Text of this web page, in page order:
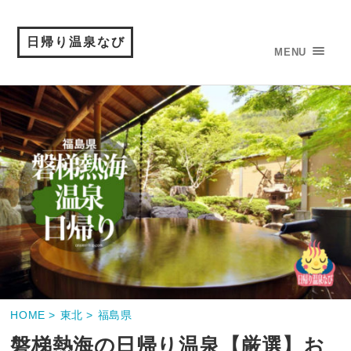
日帰り温泉なび
MENU
HOME > 東北 > 福島県
磐梯熱海の日帰り温泉【厳選】お